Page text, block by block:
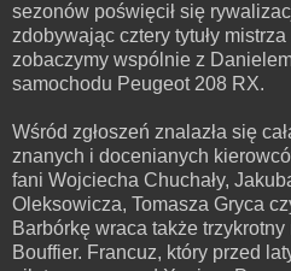
sezonów poświęcił się
zdobywając cztery tytuły
zobaczymy wspólnie z
samochodu Peugeot 208 RX.
Wśród zgłoszeń znalazła się
znanych i docenianych
fani Wojciecha Chuchały,
Oleksowicza, Tomasza Gryca
Barbórkę wraca także
Bouffier. Francuz, który przed